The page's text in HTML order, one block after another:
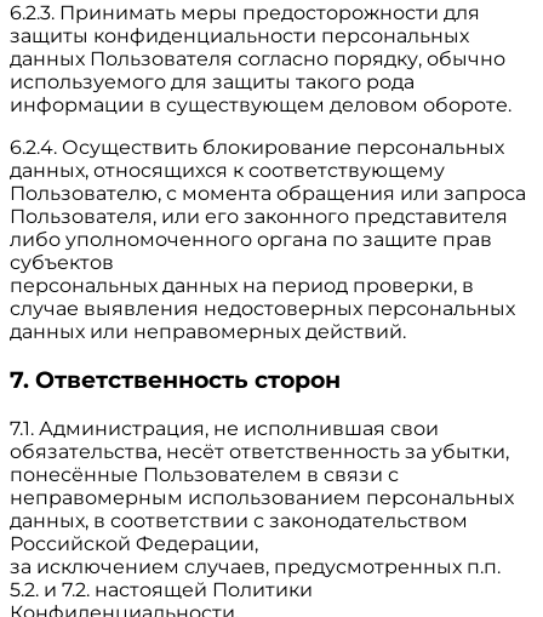
6.2.3. Принимать меры предосторожности для
защиты конфиденциальности персональных
данных Пользователя согласно порядку, обычно
используемого для защиты такого рода
информации в существующем деловом обороте.
6.2.4. Осуществить блокирование персональных
данных, относящихся к соответствующему
Пользователю, с момента обращения или запроса
Пользователя, или его законного представителя
либо уполномоченного органа по защите прав
субъектов
персональных данных на период проверки, в
случае выявления недостоверных персональных
данных или неправомерных действий.
7. Ответственность сторон
7.1. Администрация, не исполнившая свои
обязательства, несёт ответственность за убытки,
понесённые Пользователем в связи с
неправомерным использованием персональных
данных, в соответствии с законодательством
Российской Федерации,
за исключением случаев, предусмотренных п.п.
5.2. и 7.2. настоящей Политики
Конфиденциальности.